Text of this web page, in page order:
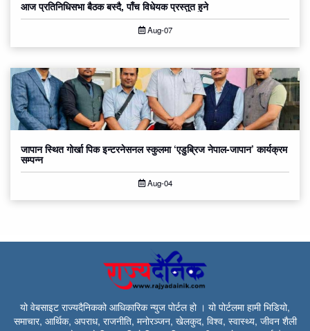
आज प्रतिनिधिसभा बैठक बस्दै, पाँच विधेयक प्रस्तुत हुने
Aug-07
जापान स्थित गोर्खा पिक इन्टरनेसनल स्कुलमा ‘एडुब्रिज नेपाल-जापान’ कार्यक्रम
सम्पन्न
Aug-04
यो वेबसाइट राज्यदैनिकको आधिकारिक न्युज पोर्टल हो । यो पोर्टलमा हामी भिडियो,
समाचार, आर्थिक, अपराध, राजनीति, मनोरञ्जन, खेलकुद, विश्व, स्वास्थ्य, जीवन शैली